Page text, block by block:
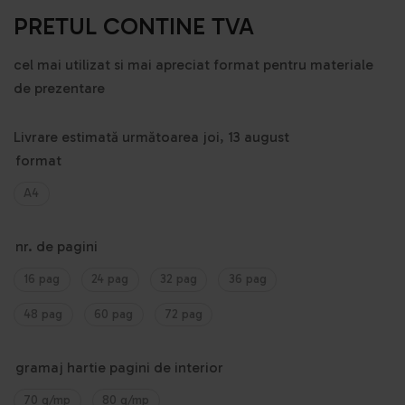
PRETUL CONTINE TVA
cel mai utilizat si mai apreciat format pentru materiale
de prezentare
Livrare estimată următoarea joi, 13 august
format
A4
nr. de pagini
16 pag 24 pag 32 pag 36 pag
48 pag 60 pag 72 pag
gramaj hartie pagini de interior
70 g/mp 80 g/mp